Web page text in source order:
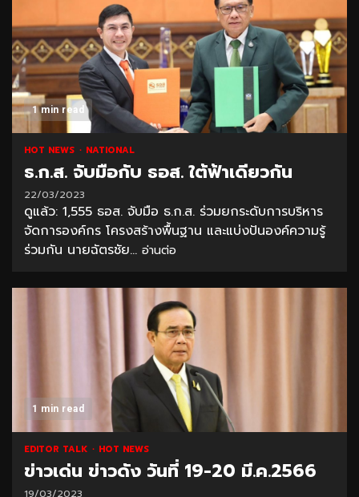
1 min read
HOT NEWS NATIONAL
ธ.ก.ส. จับมือกับ ธอส. ใต้ฟ้าเดียวกัน
22/03/2023
ดูแล้ว: 1,555 ธอส. จับมือ ธ.ก.ส. ร่วมยกระดับการบริหาร
จัดการองค์กร โครงสร้างพื้นฐาน และแบ่งปันองค์ความรู้
ร่วมกัน นายฉัตรชัย... อ่านต่อ
1 min read
EDITOR TALK HOT NEWS
ข่าวเด่น ข่าวดัง วันที่ 19-20 มี.ค.2566
19/03/2023